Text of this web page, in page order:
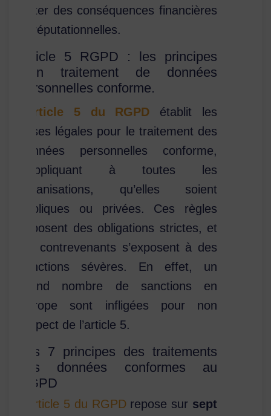
éviter des conséquences financières
et réputationnelles.
Article 5 RGPD : les principes
d’un traitement de données
personnelles conforme.
article 5 du RGPD établit les
bases légales pour le traitement des
données personnelles conforme,
s’appliquant à toutes les
organisations, qu’elles soient
publiques ou privées. Ces règles
imposent des obligations strictes, et
les contrevenants s’exposent à des
sanctions sévères. En effet, un
grand nombre de sanctions en
Europe sont infligées pour non
respect de l’article 5.
Les 7 principes des traitements
des données conformes au
RGPD
L’article 5 du RGPDrepose sur sept